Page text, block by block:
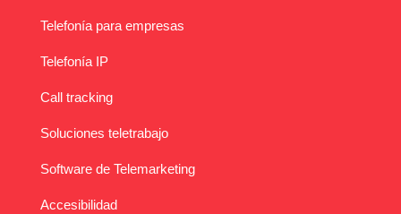
Telefonía para empresas
Telefonía IP
Call tracking
Soluciones teletrabajo
Software de Telemarketing
Accesibilidad